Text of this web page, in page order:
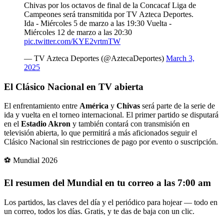
Chivas por los octavos de final de la Concacaf Liga de
Campeones será transmitida por TV Azteca Deportes.
Ida - Miércoles 5 de marzo a las 19:30 Vuelta -
Miércoles 12 de marzo a las 20:30
pic.twitter.com/KYE2vrtmTW
— TV Azteca Deportes (@AztecaDeportes) March 3,
2025
El Clásico Nacional en TV abierta
El enfrentamiento entre América y Chivas será parte de la serie de
ida y vuelta en el torneo internacional. El primer partido se disputará
en el Estadio Akron y también contará con transmisión en
televisión abierta, lo que permitirá a más aficionados seguir el
Clásico Nacional sin restricciones de pago por evento o suscripción.
⚽ Mundial 2026
El resumen del Mundial en tu correo a las 7:00 am
Los partidos, las claves del día y el periódico para hojear — todo en
un correo, todos los días. Gratis, y te das de baja con un clic.